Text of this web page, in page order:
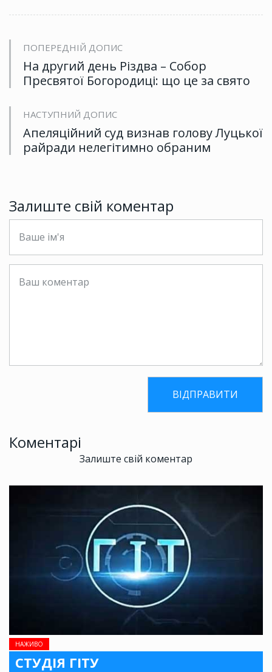
НАЖИВО
СТУДІЯ ГІТУ
ПОПЕРЕДНІЙ ДОПИС
На другий день Різдва – Собор
Пресвятої Богородиці: що це за свято
НАСТУПНИЙ ДОПИС
Апеляційний суд визнав голову Луцької
райради нелегітимно обраним
Залиште свій коментар
Коментарі
Залиште свій коментар